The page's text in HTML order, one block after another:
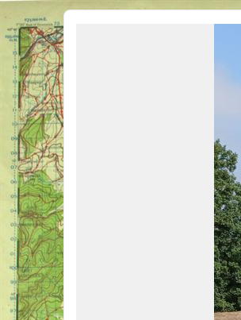
Bienvenue sur LE forum des